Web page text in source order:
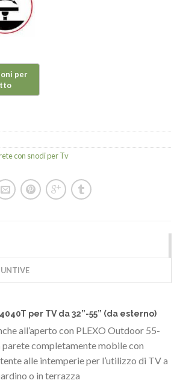
con snodi per Tv
per TV da 32”-55” (da esterno)
all’aperto con PLEXO Outdoor 55-
completamente mobile con
alle intemperie per l’utilizzo di TV a
o in terrazza